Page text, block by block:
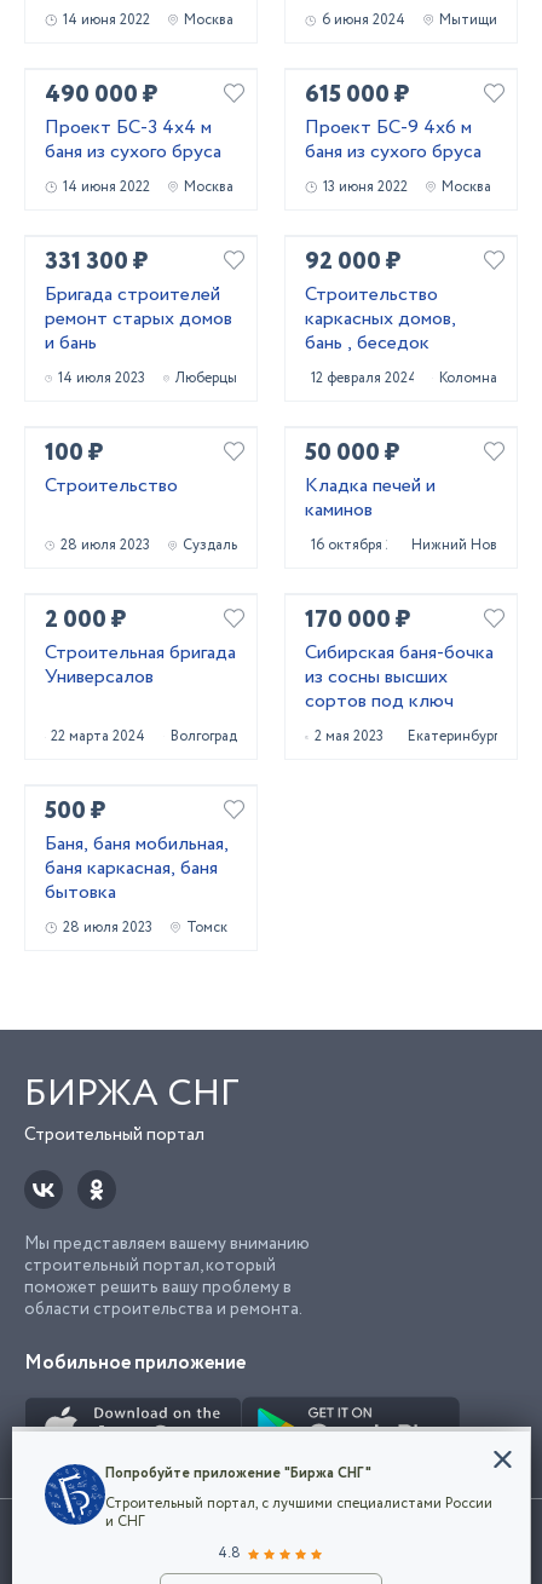
14 июня 2022 Москва 6 июня 2024 Мытищи
490 000 ₽
Проект БС-3 4х4 м
баня из сухого бруса
14 июня 2022 Москва
615 000 ₽
Проект БС-9 4х6 м
баня из сухого бруса
13 июня 2022 Москва
331 300 ₽
Бригада строителей
ремонт старых домов
и бань
14 июля 2023 Люберцы
92 000 ₽
Строительство
каркасных домов,
бань , беседок
12 февраля 2024 Коломна
100 ₽
Строительство
28 июля 2023 Суздаль
50 000 ₽
Кладка печей и
каминов
16 октября 2023Нижний Новгород
2 000 ₽
Строительная бригада
Универсалов
22 марта 2024 Волгоград
170 000 ₽
Сибирская баня-бочка
из сосны высших
сортов под ключ
2 мая 2023 Екатеринбург
500 ₽
Баня, баня мобильная,
баня каркасная, баня
бытовка
28 июля 2023 Томск
БИРЖА СНГ
Строительный портал
Мы представляем вашему вниманию
строительный портал, который
поможет решить вашу проблему в
области строительства и ремонта.
Мобильное приложение
Использование сайта, в том числе подача объявлений, означает
марки представленные на сайте являются собственностью их
Конфиденциальность
Мы используем файлы cookie, чтобы сделать
наш сайт удобным для каждого
Политикой конфиденциальности компании
Попробуйте приложение "Биржа СНГ"
Строительный портал, с лучшими специалистами России
и СНГ
4.8